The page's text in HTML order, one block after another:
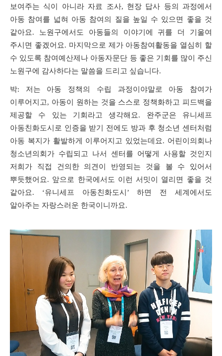
보여주는 식이 아니라 자료 조사, 현장 답사 등의 과정에서
아동 참여를 넓혀 아동 참여의 질을 높일 수 있으면 좋을 것
같아요. 노원구에서도 아동들의 이야기에 귀를 더 기울여
주시면 좋겠어요. 마지막으로 제가 아동참여활동을 열심히 할
수 있도록 참여예산제나 아동자문단 등 좋은 기회를 많이 주신
노원구에 감사하다는 말씀을 드리고 싶습니다.
박: 저는 아동 정책의 수립 과정이야말로 아동 참여가
이루어지고, 아동이 원하는 것을 스스로 정책화하고 피드백을
제공할 수 있는 기회라고 생각해요. 완주군은 유니세프
아동친화도시로 인증을 받기 전에도 방과 후 청소년 센터처럼
아동 복지가 활발하게 이루어지고 있었는데요. 어린이의회나
청소년의회가 수립되고 나서 센터를 어떻게 사용할 것인지
저희가 직접 건의한 의견이 반영되는 것을 볼 수 있어서
뿌듯했어요. 앞으로 한국에서도 이런 서밋이 열리면 좋을 것
같아요. ‘유니세프 아동친화도시 ’하면 전 세계에서도
알아주는 자랑스러운 한국이니까요.